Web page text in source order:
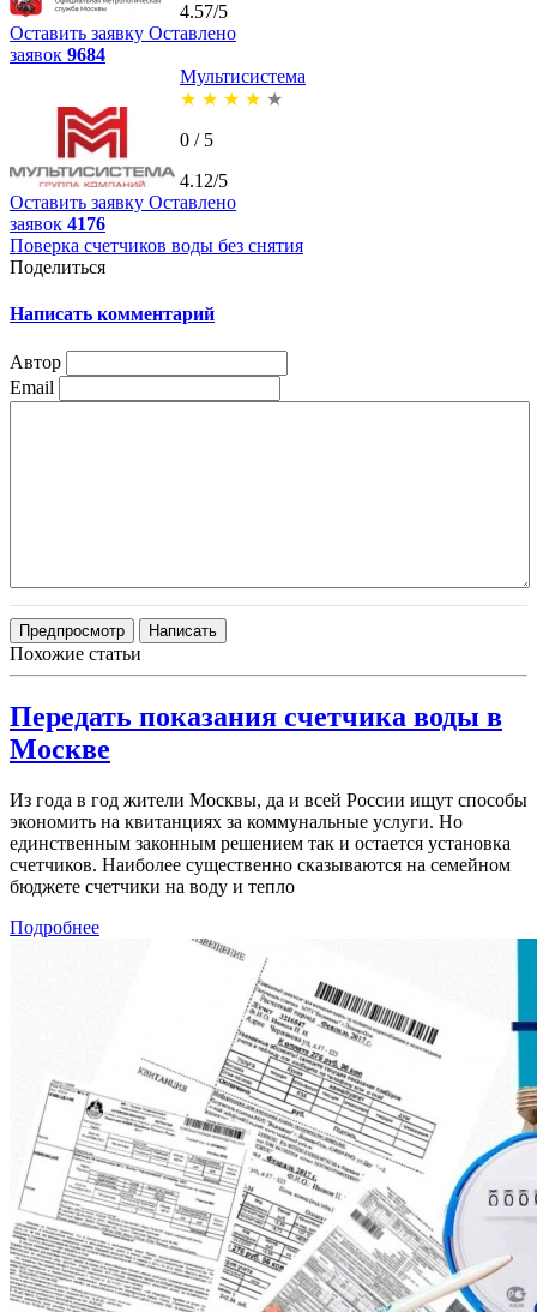
4.57/5
Оставить заявку Оставлено
заявок 9684
Мультисистема
★ ★ ★ ★ ★
0 / 5
4.12/5
Оставить заявку Оставлено
заявок 4176
Поверка счетчиков воды без снятия
Поделиться
Написать комментарий
Автор
Email
Похожие статьи
Передать показания счетчика воды в
Москве
Из года в год жители Москвы, да и всей России ищут способы
экономить на квитанциях за коммунальные услуги. Но
единственным законным решением так и остается установка
счетчиков. Наиболее существенно сказываются на семейном
бюджете счетчики на воду и тепло
Подробнее